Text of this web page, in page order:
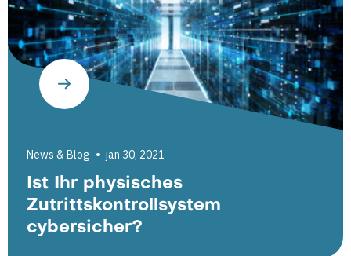
News & Blog jan 30, 2021
Ist Ihr physisches
Zutrittskontrollsystem
cybersicher?